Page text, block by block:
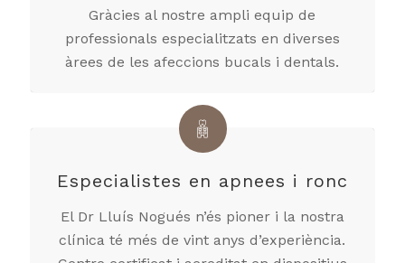
Gràcies al nostre ampli equip de
professionals especialitzats en diverses
àrees de les afeccions bucals i dentals.
Especialistes en apnees i ronc
El Dr Lluís Nogués n’és pioner i la nostra
clínica té més de vint anys d’experiència.